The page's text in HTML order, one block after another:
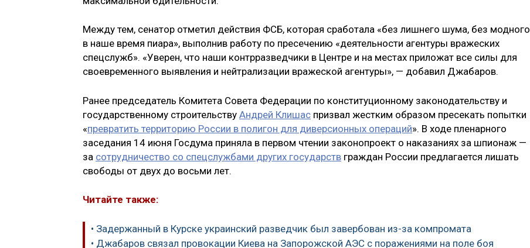
Между тем, сенатор отметил действия ФСБ, которая сработала «без лишнего шума, без модного
в наше время пиара», выполнив работу по пресечению «деятельности агентуры вражеских
спецслужб». «Уверен, что наши контрразведчики в Центре и на местах приложат все силы для
своевременного выявления и нейтрализации вражеской агентуры», — добавил Джабаров.
Ранее председатель Комитета Совета Федерации по конституционному законодательству и
государственному строительству Андрей Клишас призвал жестким образом пресекать попытки
«превратить территорию России в полигон для диверсионных операций». В ходе пленарного
заседания 14 июня Госдума приняла в первом чтении законопроект о наказаниях за шпионаж —
за сотрудничество со спецслужбами других государств граждан России предлагается лишать
свободы от двух до восьми лет.
Читайте также:
• Задержанный в Курске украинский разведчик был завербован из-за компромата
• Джабаров связал провокации Киева на Запорожской АЭС с поражениями на поле боя